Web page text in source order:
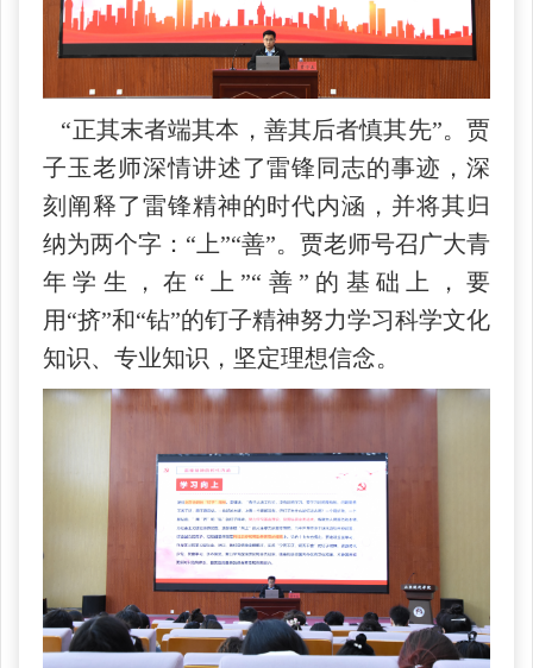
“正其末者端其本，善其后者慎其先”。贾
子玉老师深情讲述了雷锋同志的事迹，深
刻阐释了雷锋精神的时代内涵，并将其归
纳为两个字：“上”“善”。贾老师号召广大青
年学生，在“上”“善”的基础上，要
用“挤”和“钻”的钉子精神努力学习科学文化
知识、专业知识，坚定理想信念。